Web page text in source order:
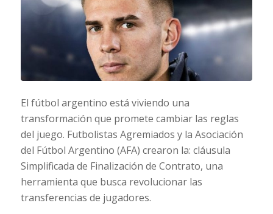
El fútbol argentino está viviendo una
transformación que promete cambiar las reglas
del juego. Futbolistas Agremiados y la Asociación
del Fútbol Argentino (AFA) crearon la: cláusula
Simplificada de Finalización de Contrato, una
herramienta que busca revolucionar las
transferencias de jugadores.